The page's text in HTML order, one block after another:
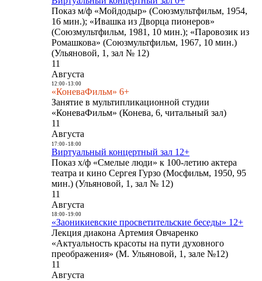
Показ м/ф «Мойдодыр» (Союзмультфильм, 1954,
16 мин.); «Ивашка из Дворца пионеров»
(Союзмультфильм, 1981, 10 мин.); «Паровозик из
Ромашкова» (Союзмультфильм, 1967, 10 мин.)
(Ульяновой, 1, зал № 12)
11
Августа
12:00- 13:00
«КоневаФильм» 6+
Занятие в мультипликационной студии
«КоневаФильм» (Конева, 6, читальный зал)
11
Августа
17:00- 18:00
Виртуальный концертный зал 12+
Показ х/ф «Смелые люди» к 100-летию актера
театра и кино Сергея Гурзо (Мосфильм, 1950, 95
мин.) (Ульяновой, 1, зал № 12)
11
Августа
18:00- 19:00
«Заоникиевские просветительские беседы» 12+
Лекция диакона Артемия Овчаренко
«Актуальность красоты на пути духовного
преображения» (М. Ульяновой, 1, зале №12)
11
Августа